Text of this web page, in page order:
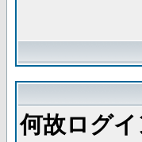
何故ログ